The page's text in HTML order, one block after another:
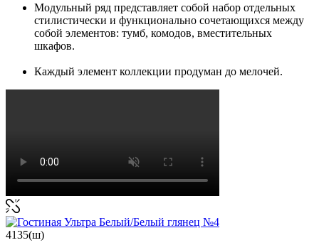
Модульный ряд представляет собой набор отдельных
стилистически и функционально сочетающихся между
собой элементов: тумб, комодов, вместительных
шкафов.
Каждый элемент коллекции продуман до мелочей.
4135(ш)